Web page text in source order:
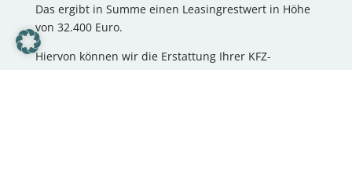
Das ergibt in Summe einen Leasingrestwert in Höhe
von 32.400 Euro.
Hiervon können wir die Erstattung Ihrer KFZ-